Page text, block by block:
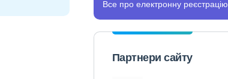
Все про електронну реєстрацію
Партнери сайту